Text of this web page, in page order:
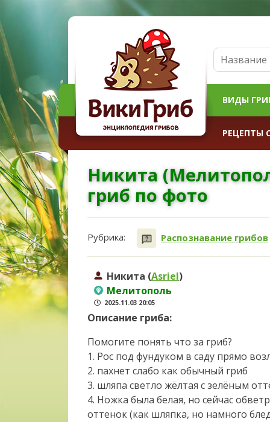
ВИДЫ
РЕЦЕПТЫ
Никита
гриб по фото
Рубрика: Распознавание грибов
Никита (Asriel)
Мелитополь
2025.11.03 20:05
Описание гриба:
Помогите понять что за гриб?
1. Рос под фундуком в саду прямо
2. пахнет слабо как обычный гриб
3. шляпа светло жёлтая с зелёным
4. Ножка была белая, но сейчас
оттенок (как шляпка, но намного